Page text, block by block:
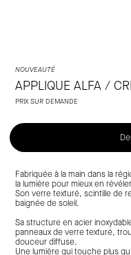
NOUVEAUTÉ
APPLIQUE ALFA /
PRIX SUR DEMANDE
Fabriquée à la main dans la
la lumière pour mieux en
Son verre texturé, scintille de
baignée de soleil.
Sa structure en acier
panneaux de verre texturé,
douceur diffuse.
Une lumière qui touche plus